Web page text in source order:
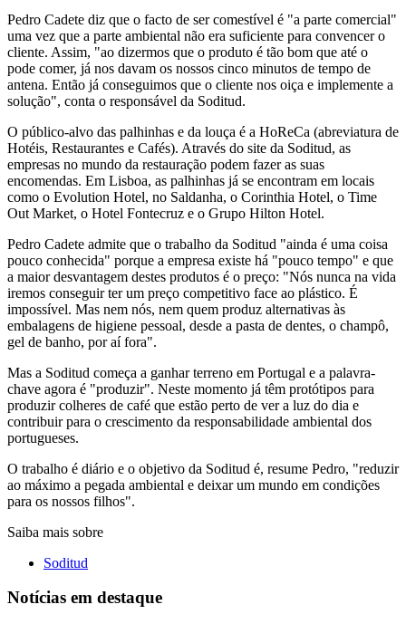
Pedro Cadete diz que o facto de ser comestível é "a parte comercial"
uma vez que a parte ambiental não era suficiente para convencer o
cliente. Assim, "ao dizermos que o produto é tão bom que até o
pode comer, já nos davam os nossos cinco minutos de tempo de
antena. Então já conseguimos que o cliente nos oiça e implemente a
solução", conta o responsável da Soditud.
O público-alvo das palhinhas e da louça é a HoReCa (abreviatura de
Hotéis, Restaurantes e Cafés). Através do site da Soditud, as
empresas no mundo da restauração podem fazer as suas
encomendas. Em Lisboa, as palhinhas já se encontram em locais
como o Evolution Hotel, no Saldanha, o Corinthia Hotel, o Time
Out Market, o Hotel Fontecruz e o Grupo Hilton Hotel.
Pedro Cadete admite que o trabalho da Soditud "ainda é uma coisa
pouco conhecida" porque a empresa existe há "pouco tempo" e que
a maior desvantagem destes produtos é o preço: "Nós nunca na vida
iremos conseguir ter um preço competitivo face ao plástico. É
impossível. Mas nem nós, nem quem produz alternativas às
embalagens de higiene pessoal, desde a pasta de dentes, o champô,
gel de banho, por aí fora".
Mas a Soditud começa a ganhar terreno em Portugal e a palavra-
chave agora é "produzir". Neste momento já têm protótipos para
produzir colheres de café que estão perto de ver a luz do dia e
contribuir para o crescimento da responsabilidade ambiental dos
portugueses.
O trabalho é diário e o objetivo da Soditud é, resume Pedro, "reduzir
ao máximo a pegada ambiental e deixar um mundo em condições
para os nossos filhos".
Saiba mais sobre
Soditud
Notícias em destaque